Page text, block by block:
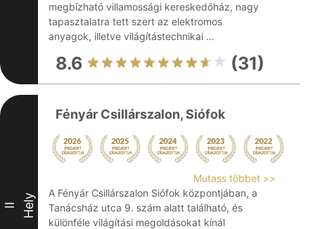
megbízható villamossági kereskedőház, nagy
tapasztalatra tett szert az elektromos
anyagok, illetve világítástechnikai ...
8.6 (31)
II Hely
Fényár Csillárszalon, Siófok
Mutass többet >>
A Fényár Csillárszalon Siófok központjában, a
Tanácsház utca 9. szám alatt található, és
különféle világítási megoldásokat kínál